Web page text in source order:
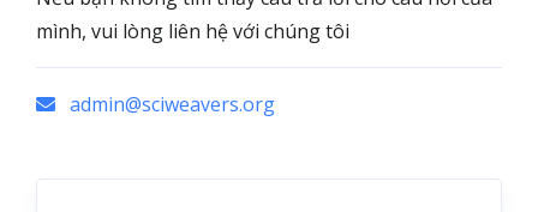
mình, vui lòng liên hệ với chúng tôi
admin@sciweavers.org